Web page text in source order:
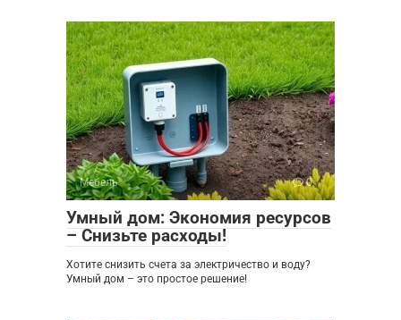
Мебель 0
Умный дом: Экономия ресурсов
– Снизьте расходы!
Хотите снизить счета за электричество и воду?
Умный дом – это простое решение!